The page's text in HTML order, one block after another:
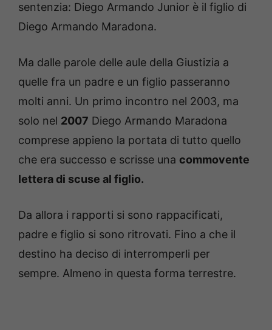
sentenzia: Diego Armando Junior è il figlio di
Diego Armando Maradona.
Ma dalle parole delle aule della Giustizia a
quelle fra un padre e un figlio passeranno
molti anni. Un primo incontro nel 2003, ma
solo nel 2007 Diego Armando Maradona
comprese appieno la portata di tutto quello
che era successo e scrisse una commovente
lettera di scuse al figlio.
Da allora i rapporti si sono rappacificati,
padre e figlio si sono ritrovati. Fino a che il
destino ha deciso di interromperli per
sempre. Almeno in questa forma terrestre.